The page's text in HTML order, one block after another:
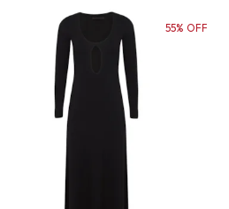
55% OFF